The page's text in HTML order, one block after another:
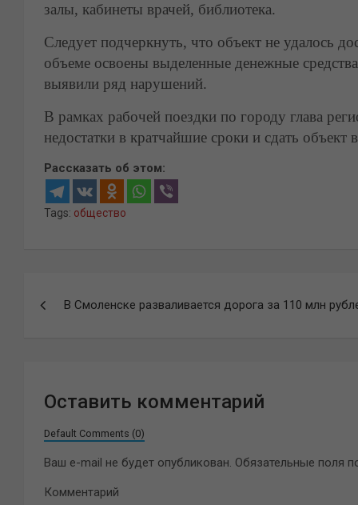
залы, кабинеты врачей, библиотека.
Следует подчеркнуть, что объект не удалось
объеме освоены выделенные денежные
выявили ряд нарушений.
В рамках рабочей поездки по городу глава
недостатки в кратчайшие сроки и сдать
Рассказать об этом:
Tags: общество
В Смоленске разваливается дорога за 110 млн
Оставить комментарий
Default Comments (0)
Ваш e-mail не будет опубликован. Обязательные поля
Комментарий